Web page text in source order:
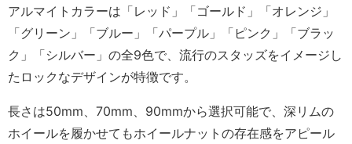
アルマイトカラーは「レッド」「ゴールド」「オレンジ」
「グリーン」「ブルー」「パープル」「ピンク」「ブラッ
ク」「シルバー」の全9色で、流行のスタッズをイメージし
たロックなデザインが特徴です。
長さは50mm、70mm、90mmから選択可能で、深リムの
ホイールを履かせてもホイールナットの存在感をアピール